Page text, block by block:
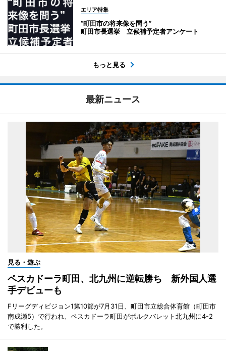
エリア特集
“町田市の将来像を問う”
町田市長選挙 立候補予定者アンケート
もっと見る
最新ニュース
見る・遊ぶ
ペスカドーラ町田、北九州に逆転勝ち 新外国人選
手デビューも
Fリーグディビジョン1第10節が7月31日、町田市立総合体育館（町田市
南成瀬5）で行われ、ペスカドーラ町田がボルクバレット北九州に4-2
で勝利した。